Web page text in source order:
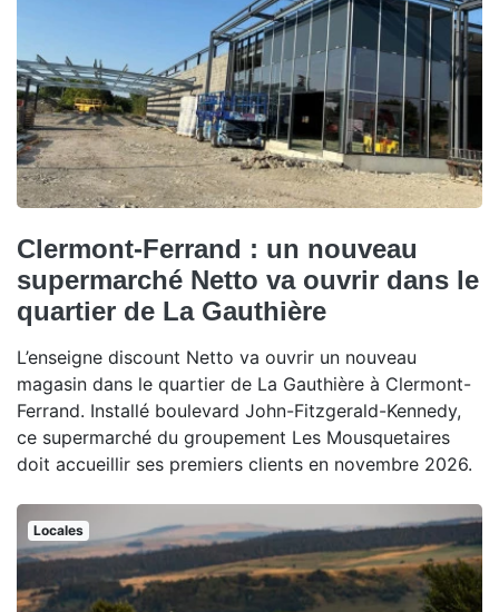
Clermont-Ferrand : un nouveau
supermarché Netto va ouvrir dans le
quartier de La Gauthière
L’enseigne discount Netto va ouvrir un nouveau
magasin dans le quartier de La Gauthière à Clermont-
Ferrand. Installé boulevard John-Fitzgerald-Kennedy,
ce supermarché du groupement Les Mousquetaires
doit accueillir ses premiers clients en novembre 2026.
Locales